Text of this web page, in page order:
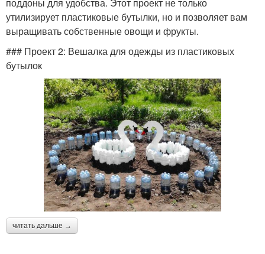
поддоны для удобства. Этот проект не только
утилизирует пластиковые бутылки, но и позволяет вам
выращивать собственные овощи и фрукты.
### Проект 2: Вешалка для одежды из пластиковых
бутылок
читать дальше →